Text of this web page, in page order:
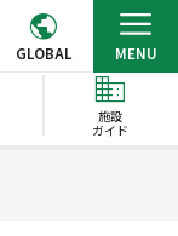
GLOBAL MENU
施設
ガイド